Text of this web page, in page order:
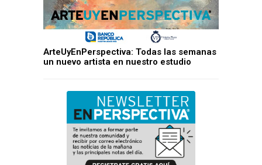
ArteUyEnPerspectiva: Todas las semanas
un nuevo artista en nuestro estudio